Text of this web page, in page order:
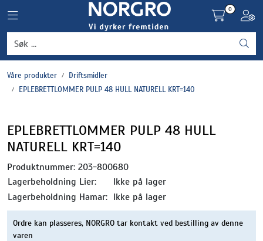
Toggle navigation
0
Våre produkter
Driftsmidler
EPLEBRETTLOMMER PULP 48 HULL NATURELL KRT=140
EPLEBRETTLOMMER PULP 48 HULL
NATURELL KRT=140
Produktnummer: 203-800680
Lagerbeholdning Lier:
Ikke på lager
Lagerbeholdning Hamar: Ikke på lager
Ordre kan plasseres, NORGRO tar kontakt ved bestilling av denne
varen
Grønnsaker
Settepotet og setteløk
Plantevern og nyttedyr
Blomster, potter og brett
Driftsmidler